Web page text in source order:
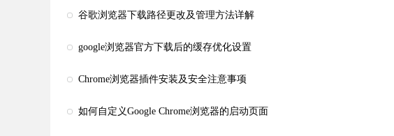
谷歌浏览器下载路径更改及管理方法详解
google浏览器官方下载后的缓存优化设置
Chrome浏览器插件安装及安全注意事项
如何自定义Google Chrome浏览器的启动页面